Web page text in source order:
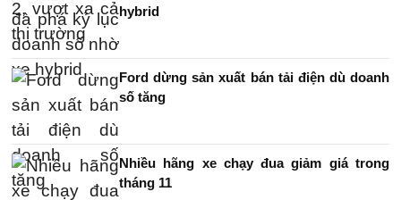
hybrid
Ford dừng sản xuất bán tải điện dù doanh
số tăng
Nhiều hãng xe chạy đua giảm giá trong
tháng 11